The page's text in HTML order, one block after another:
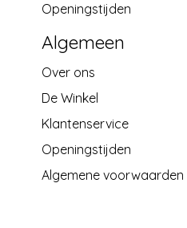
Openingstijden
Algemeen
Over ons
De Winkel
Klantenservice
Openingstijden
Algemene voorwaarden